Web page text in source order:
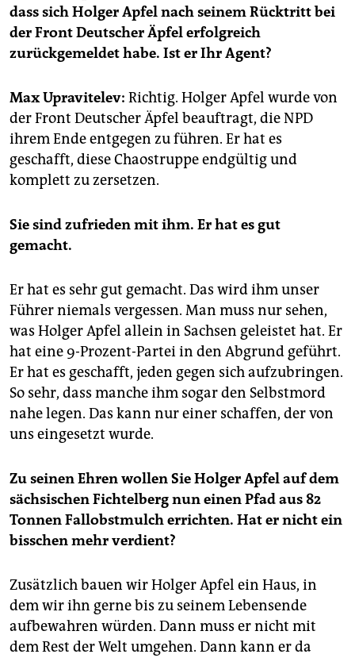
unterstützen
abo
epaper login
dass sich Holger Apfel nach seinem Rücktritt bei
der Front Deutscher Äpfel erfolgreich
zurückgemeldet habe. Ist er Ihr Agent?
Max Upravitelev: Richtig. Holger Apfel wurde von
der Front Deutscher Äpfel beauftragt, die NPD
ihrem Ende entgegen zu führen. Er hat es
geschafft, diese Chaostruppe endgültig und
komplett zu zersetzen.
Sie sind zufrieden mit ihm. Er hat es gut
gemacht.
Er hat es sehr gut gemacht. Das wird ihm unser
Führer niemals vergessen. Man muss nur sehen,
was Holger Apfel allein in Sachsen geleistet hat. Er
hat eine 9-Prozent-Partei in den Abgrund geführt.
Er hat es geschafft, jeden gegen sich aufzubringen.
So sehr, dass manche ihm sogar den Selbstmord
nahe legen. Das kann nur einer schaffen, der von
uns eingesetzt wurde.
Zu seinen Ehren wollen Sie Holger Apfel auf dem
sächsischen Fichtelberg nun einen Pfad aus 82
Tonnen Fallobstmulch errichten. Hat er nicht ein
bisschen mehr verdient?
Zusätzlich bauen wir Holger Apfel ein Haus, in
dem wir ihn gerne bis zu seinem Lebensende
aufbewahren würden. Dann muss er nicht mit
dem Rest der Welt umgehen. Dann kann er da